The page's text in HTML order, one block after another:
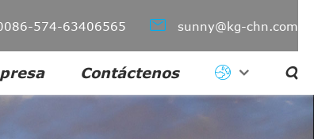
574-63406565  sunny@kg-chn.com
Contáctenos 